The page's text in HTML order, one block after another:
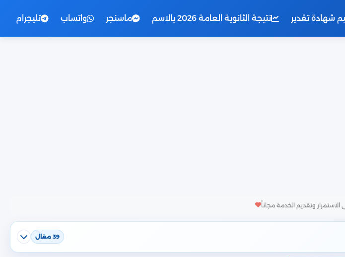
شهادة تقدير نتيجة الثانوية العامة 2026 بالاسم ماسنجر واتساب تليجرام
الاستمرار وتقديم الخدمة مجاناً
39 مقال